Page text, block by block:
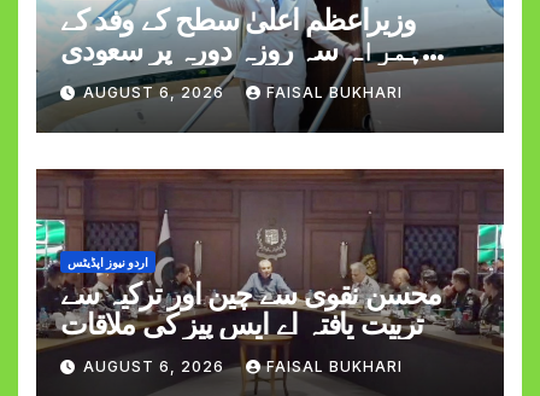
وزیراعظم اعلیٰ سطح کے وفد کے
ہمراہ سہ روزہ دورہ پر سعودی
عرب روانہ
AUGUST 6, 2026 FAISAL BUKHARI
اردو نیوز اپڈیٹس
محسن نقوی سے چین اور ترکیہ سے
تربیت یافتہ اے ایس پیز کی ملاقات
AUGUST 6, 2026 FAISAL BUKHARI